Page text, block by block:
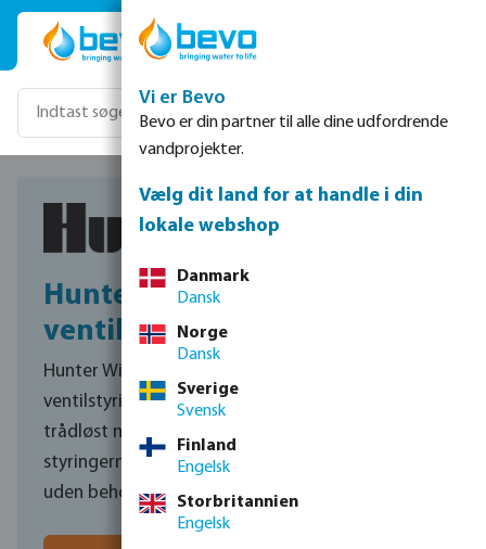
Gå til hovedindhold
Hunter trådløst
ventilstyringssystem
Hunter Wireless Valve Link er et trådløst
ventilstyringssystem, der forbinder ventiler
trådløst med Hunter ICC2-, HCC- og MCC-
styringerne, hvilket muliggør fleksibel styring
uden behov for yderligere kabelføring.
Vi er Bevo
Bevo er din partner til alle dine udfordrende
vandprojekter.
Vælg dit land for at handle i din
lokale webshop
Danmark
Dansk
Norge
Dansk
Sverige
Svensk
Finland
Engelsk
Storbritannien
Engelsk